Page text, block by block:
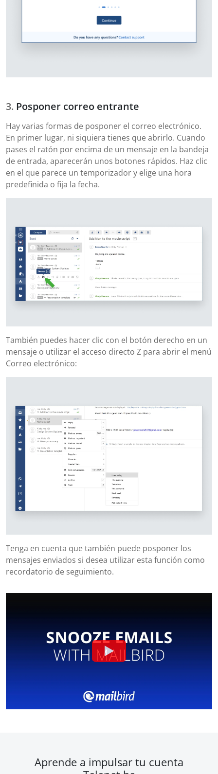
Posponer correo entrante
Hay varias formas de posponer el correo electrónico.
En primer lugar, ni siquiera tienes que abrirlo. Cuando
pases el ratón por encima de un mensaje en la bandeja
de entrada, aparecerán unos botones rápidos. Haz clic
en el que parece un temporizador y elige una hora
predefinida o fija la fecha.
También puedes hacer clic con el botón derecho en un
mensaje o utilizar el acceso directo Z para abrir el menú
Correo electrónico:
Tenga en cuenta que también puede posponer los
mensajes enviados si desea utilizar esta función como
recordatorio de seguimiento.
Aprende a impulsar tu cuenta